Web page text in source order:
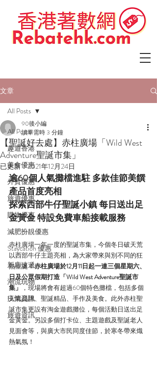
文章
All Posts
趣遊香港
美食優惠
外賣優惠
旅遊優惠
購物優惠
減肥扮靚優惠
Staycation 優惠
新店速遞
潮流玩物
疫情資訊
旅遊資訊
All Posts
【聖誕好去處】赤柱廣場「Wild West
Adventure聖誕市集」
90後小編
讀畢需時 3 分鐘
已更新：2021年12月24日
逾60個人氣攤檔進駐 多款佳節美饌
產品首度亮相
探索西部牛仔聖誕小鎮 每日送出足
金黃金 特設免費車船接載服務
赤柱廣場一年一度的聖誕市集，今個冬日破天荒
以西部牛仔主題亮相，為大家帶來與別不同的狂
熱聖誕！赤柱廣場於12月11日起一連三個星期六、
日及公眾假期打造「Wild West Adventure聖誕市
集」 ，現場將會有超過60個特色攤檔，包括多個
人氣品牌、聖誕精品、手作及美食。此外赤柱聖
誕市集更設有淘金遊戲攤位，每個活動日送出足
金黃金。另設多個打卡位、主題遊戲及聖誕老人
見面會等，與廣大市民同度佳節，於寒冬帶來熾
熱氣氛！